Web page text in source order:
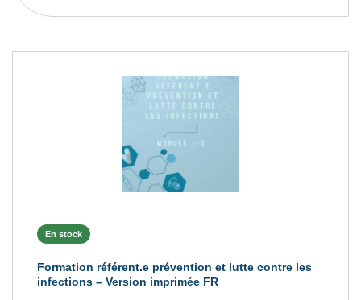
En stock
Formation référent.e prévention et lutte contre les
infections – Version imprimée FR